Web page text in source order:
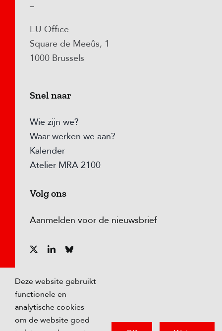
–
EU Office
Square de Meeûs, 1
1000 Brussels
Snel naar
Wie zijn we?
Waar werken we aan?
Kalender
Atelier MRA 2100
Volg ons
Aanmelden voor de nieuwsbrief
Deze website gebruikt
functionele en
analytische cookies
om de website goed